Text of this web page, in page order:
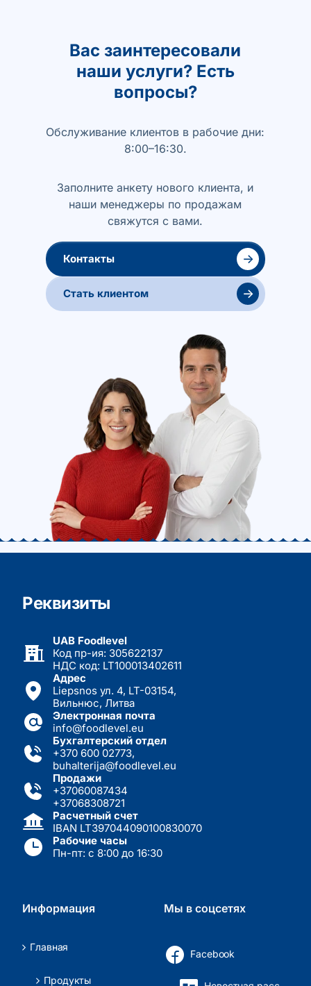
Вас заинтересовали
наши услуги? Есть
вопросы?
Обслуживание клиентов в рабочие дни:
8:00–16:30.
Заполните анкету нового клиента, и
наши менеджеры по продажам
свяжутся с вами.
Контакты →
Стать клиентом →
Реквизиты
UAB Foodlevel
Код пр-ия: 305622137
НДС код: LT100013402611
Адрес
Liepsnos ул. 4, LT-03154,
Вильнюс, Литва
Электронная почта
info@foodlevel.eu
Бухгалтерский отдел
+370 600 02773,
buhalterija@foodlevel.eu
Продажи
+37060087434
+37068308721
Расчетный счет
IBAN LT397044090100830070
Рабочие часы
Пн-пт: с 8:00 до 16:30
Информация
Главная
Продукты
Мы в соцсетях
Facebook